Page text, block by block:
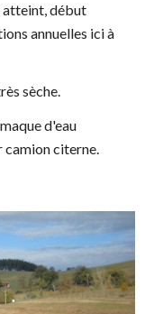
atteint, début
annuelles ici à
sèche.
d'eau
camion citerne.